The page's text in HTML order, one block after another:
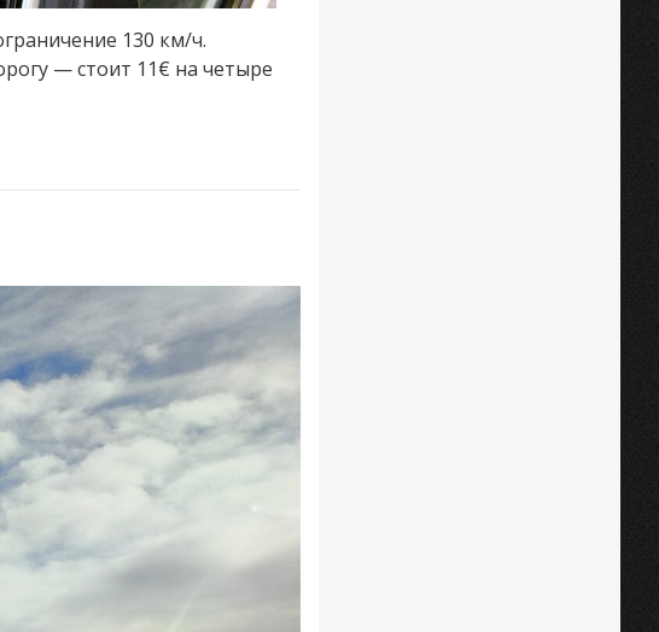
130 км/ч.
— стоит 11€ на четыре